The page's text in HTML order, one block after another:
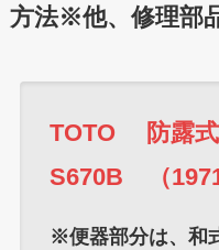
方法※他、修理部
TOTO 防露式
S670B （
※便器部分は、和